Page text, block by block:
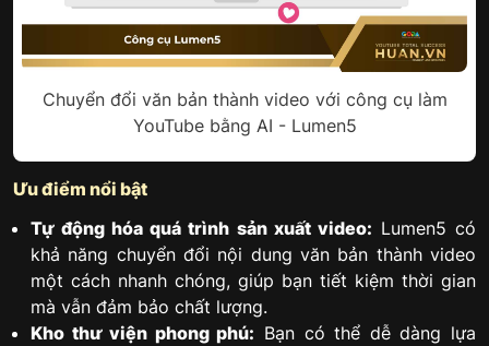
Chuyển đổi văn bản thành video với công cụ làm
YouTube bằng AI - Lumen5
Ưu điểm nổi bật
Tự động hóa quá trình sản xuất video: Lumen5 có
khả năng chuyển đổi nội dung văn bản thành video
một cách nhanh chóng, giúp bạn tiết kiệm thời gian
mà vẫn đảm bảo chất lượng.
Kho thư viện phong phú: Bạn có thể dễ dàng lựa